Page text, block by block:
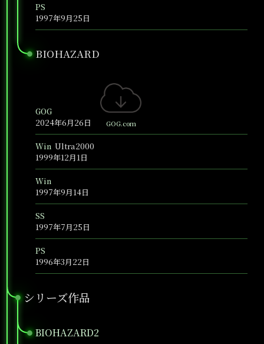
PS
1997年9月25日
BIOHAZARD
●
GOG
2024年6月26日
GOG.com
Win Ultra2000
1999年12月1日
Win
1997年9月14日
SS
1997年7月25日
PS
1996年3月22日
シリーズ作品
●
BIOHAZARD2
●